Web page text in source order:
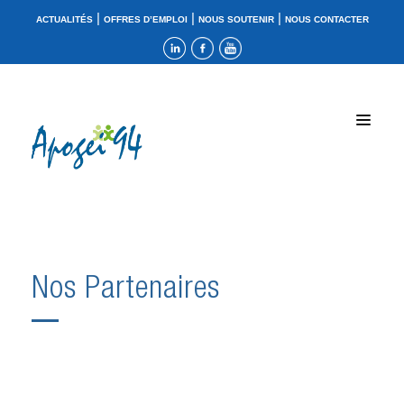
ACTUALITÉS| OFFRES D’EMPLOI| NOUS SOUTENIR| NOUS CONTACTER
Nos Partenaires